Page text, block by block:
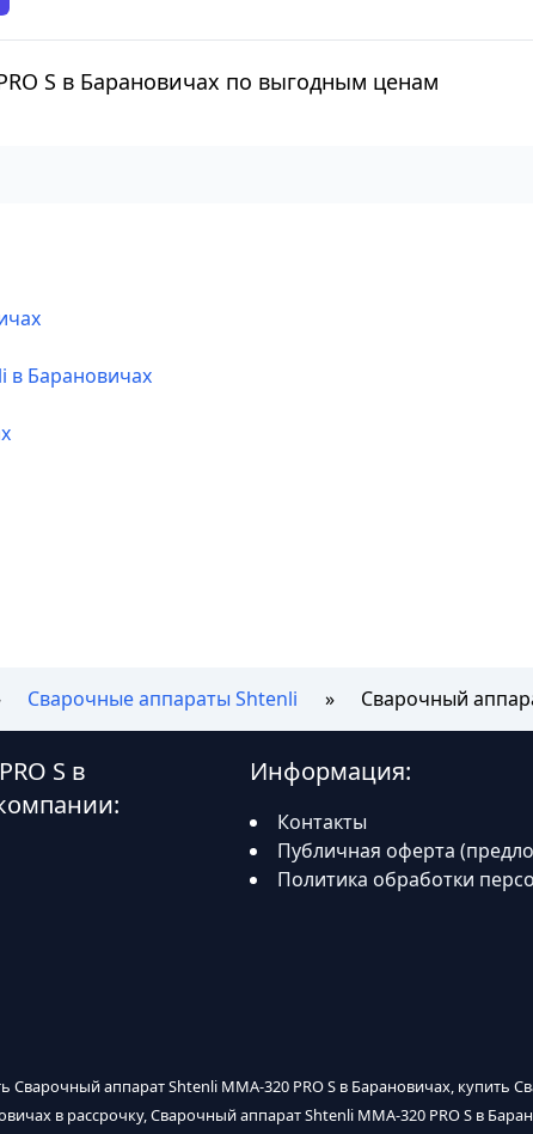
S в Барановичах по выгодным ценам
в Барановичах
Сварочные аппараты Shtenli Сварочный
S в
Информация:
Контакты
Публичная оферта
Политика обработки
Сварочный аппарат Shtenli MMA-320 PRO S в Барановичах, купить
в рассрочку, Сварочный аппарат Shtenli MMA-320 PRO S в